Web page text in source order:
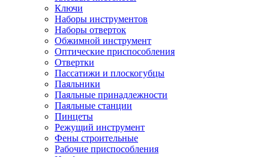
Ключи
Наборы инструментов
Наборы отверток
Обжимной инструмент
Оптические приспособления
Отвертки
Пассатижи и плоскогубцы
Паяльники
Паяльные принадлежности
Паяльные станции
Пинцеты
Режущий инструмент
Фены строительные
Рабочие приспособления